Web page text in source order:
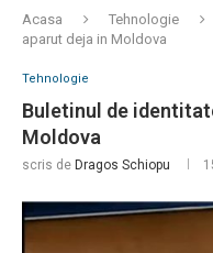
Acasa Tehnologie
aparut deja in Moldova
Tehnologie
Buletinul de
Moldova
scris de Dragos Schiopu